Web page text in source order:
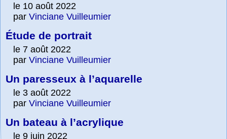
le 10 août 2022
par Vinciane Vuilleumier
Étude de portrait
le 7 août 2022
par Vinciane Vuilleumier
Un paresseux à l’aquarelle
le 3 août 2022
par Vinciane Vuilleumier
Un bateau à l’acrylique
le 9 juin 2022